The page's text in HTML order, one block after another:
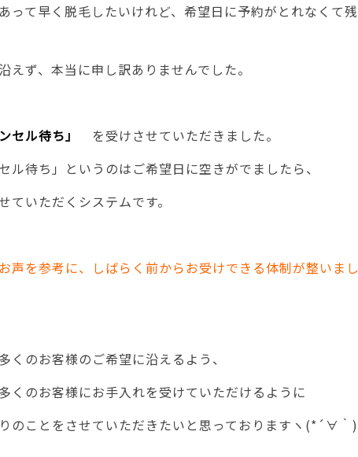
あって早く脱毛したいけれど、希望日に予約がとれなくて
えず、本当に申し訳ありませんでした。
セル待ち」
を受けさせていただきました。
ル待ち」というのはご希望日に空きがでましたら、
ていただくシステムです。
声を参考に、しばらく前からお受けできる体制が整いま
くのお客様のご希望に沿えるよう、
くのお客様にお手入れを受けていただけるように
のことをさせていただきたいと思っておりますヽ(*´∀｀